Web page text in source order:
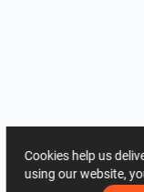
Cookies help us
using our website,